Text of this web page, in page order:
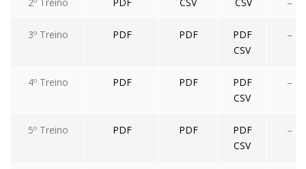
3º Treino PDF PDF
PDF
CSV
–
4º Treino PDF PDF
PDF
CSV
–
5º Treino PDF PDF
PDF
CSV
–